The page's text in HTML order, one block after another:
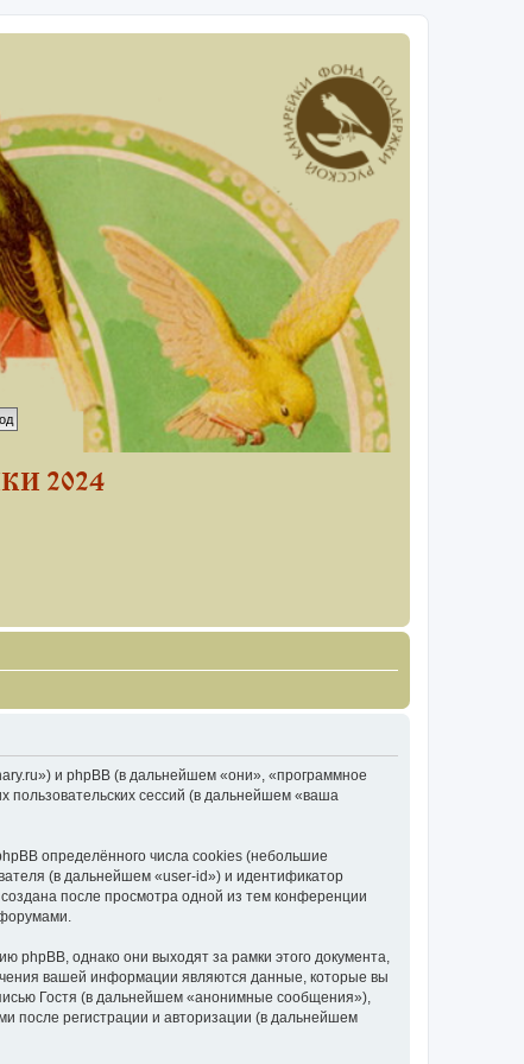
2024
и phpBB (в дальнейшем «они», «программное
сессий (в дальнейшем «ваша
определённого числа cookies (небольшие
(в дальнейшем «user-id») и идентификатор
после просмотра одной из тем конференции
однако они выходят за рамки этого документа,
вашей информации являются данные, которые вы
Гостя (в дальнейшем «анонимные сообщения»),
после регистрации и авторизации (в дальнейшем